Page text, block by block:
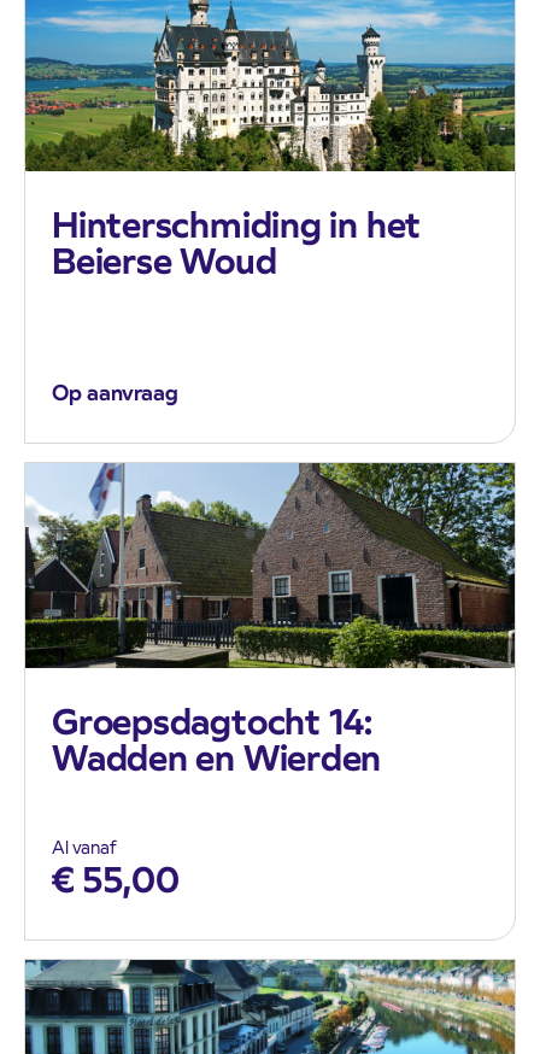
Hinterschmiding in het
Beierse Woud
Op aanvraag
Groepsdagtocht 14:
Wadden en Wierden
Al vanaf
€ 55,00